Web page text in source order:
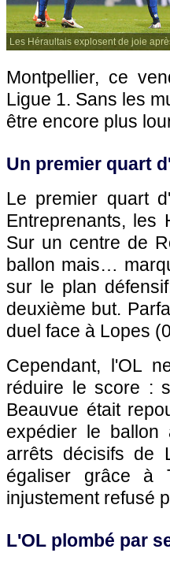
Les Héraultais explosent de joie
Montpellier, ce
Ligue 1. Sans les
être encore plus
Un premier quart
Le premier quart
Entreprenants, les
Sur un centre de
ballon mais…
sur le plan
deuxième but.
duel face à Lopes
Cependant, l'OL
réduire le score :
Beauvue était
expédier le
arrêts décisifs de
égaliser grâce à
injustement refusé
L'OL plombé par